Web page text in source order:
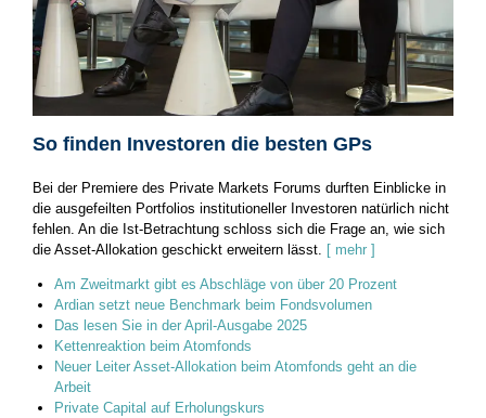
So finden Investoren die besten GPs
Bei der Premiere des Private Markets Forums durften Einblicke in
die ausgefeilten Portfolios institutioneller Investoren natürlich nicht
fehlen. An die Ist-Betrachtung schloss sich die ­Frage an, wie sich
die Asset-Allokation geschickt erweitern lässt. [ mehr ]
Am Zweitmarkt gibt es Abschläge von über 20 Prozent
Ardian setzt neue Benchmark beim Fondsvolumen
Das lesen Sie in der April-Ausgabe 2025
Kettenreaktion beim Atomfonds
Neuer Leiter Asset-Allokation beim Atomfonds geht an die
Arbeit
Private Capital auf Erholungskurs